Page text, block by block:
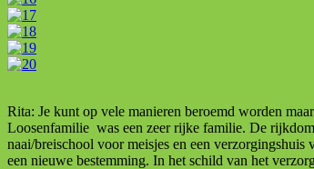
Rita: Je kunt op vele manieren beroemd worden
Loosenfamilie was een zeer rijke familie. De
naai/breischool voor meisjes en een
een nieuwe bestemming. In het schild van het